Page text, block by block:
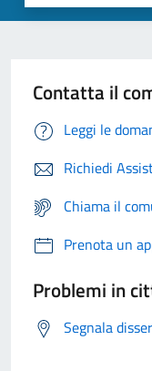
Contatta il
Leggi le
Richiedi
Chiama il
Prenota un
Problemi in
Segnala